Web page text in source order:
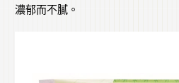
濃郁而不膩。